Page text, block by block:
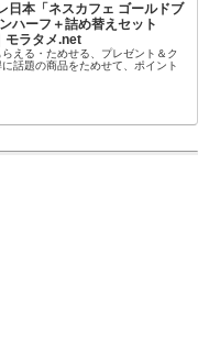
日本「ネスカフェ ゴールドブ
ハーフ＋詰め替えセット
モラタメ.net
える・ためせる、プレゼント＆ク
話題の商品をためせて、ポイント